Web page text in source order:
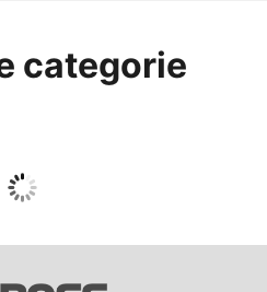
h
categorie
tutto